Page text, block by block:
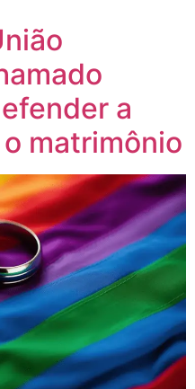
a
matrimônio